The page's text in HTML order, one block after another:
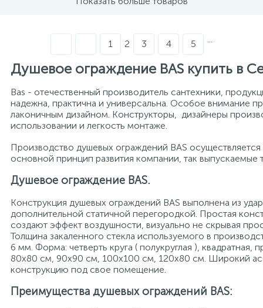
1 2 3 4 5 ...
Душевое ограждение BAS купить в
Bas - отечественный производитель сантехники,
надежна, практична и универсальна. Особое внимание
лаконичным дизайном. Конструкторы, дизайнеры
использовании и легкость монтаже.
Производство душевых ограждений BAS
основной принцип развития компании, так
Душевое ограждение BAS.
Конструкция душевых ограждений BAS выполнена из
дополнительной статичной перегородкой. Простая
создают эффект воздушности, визуально не скрывая
Толщина закаленного стекла используемого в
6 мм. Форма: четверть круга ( полукруглая ), квадратная,
80х80 см, 90х90 см, 100х100 см, 120х80 см. Широкий
конструкцию под свое помещение.
Преимущества душевых ограждений BAS: